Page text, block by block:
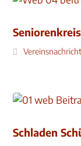
Schladen